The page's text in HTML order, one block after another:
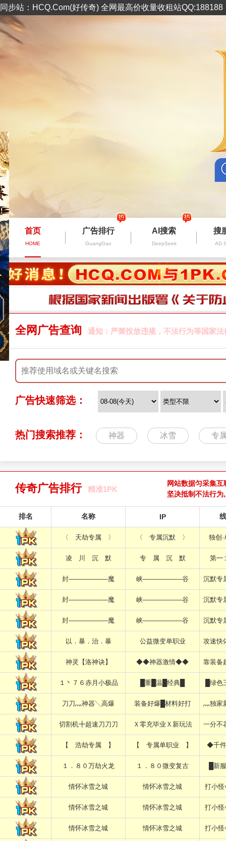
同步站：HCQ.Com(好传奇) 全网最高价收量收租站
首页
HOME
广告排行
GuangGao
AI搜索
DeepSeek
搜
AD
全网广告查询 通知：严禁投放违规，不法行为等国家
广告快速筛选：
热门搜索推荐： 神器 冰雪 专
传奇广告排行 精准1PK
网站数据匀采集
坚决抵制不法行
排名 名称 IP
〈 天劫专属 〉 〈 专属沉默 〉 独创
凌 川 沉 默 专 属 沉 默 第━
封——————魔 峡——————谷 沉默专
封——————魔 峡——————谷 沉默专
封——————魔 峡——————谷 沉默专
以．暴．治．暴 公益微变单职业 攻速快
神灵【洛神诀】 ◆◆神器激情◆◆ 靠装备
１丶７６赤月小极品 █重█温█经典█ █绿
刀刀灬神器╲高爆 装备好爆█材料好打 灬独家
切割机╋超速刀刀刀 Ｘ零充毕业Ｘ新玩法 一分
【 浩劫专属 】 【 专属单职业 】 ◆千
１．８０万劫火龙 １．８０微变复古 █新
情怀冰雪之城 情怀冰雪之城 打小怪
情怀冰雪之城 情怀冰雪之城 打小怪
情怀冰雪之城 情怀冰雪之城 打小怪